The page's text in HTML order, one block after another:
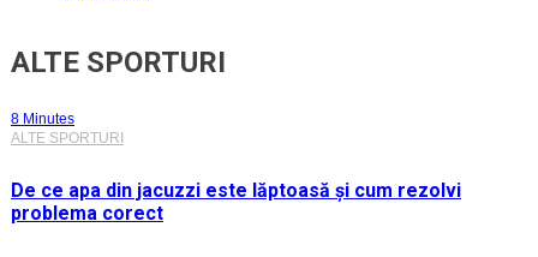
ALTE SPORTURI
8 Minutes
ALTE SPORTURI
De ce apa din jacuzzi este lăptoasă și cum rezolvi
problema corect